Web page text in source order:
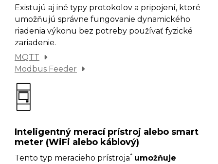
Existujú aj iné typy protokolov a pripojení, ktoré
umožňujú správne fungovanie dynamického
riadenia výkonu bez potreby používať fyzické
zariadenie.
MQTT
Modbus Feeder
Inteligentný merací prístroj alebo smart
meter (WiFi alebo káblový)
Tento typ meracieho prístroja* umožňuje